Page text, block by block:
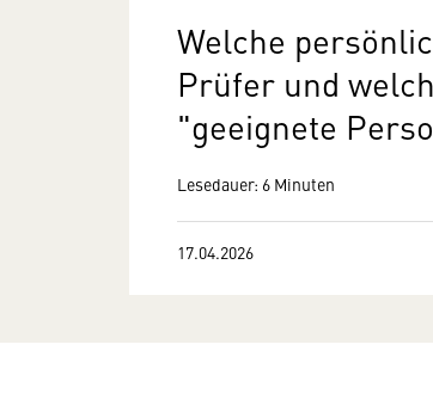
Welche
Prüfer und
"geeignete
Lesedauer: 6 Minuten
17.04.2026